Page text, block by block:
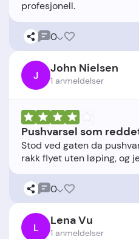
0
J John Nielsen
1 anmeldelser
Pushvarsel som
Stod ved gaten da
0
L Lena Vu
1 anmeldelser